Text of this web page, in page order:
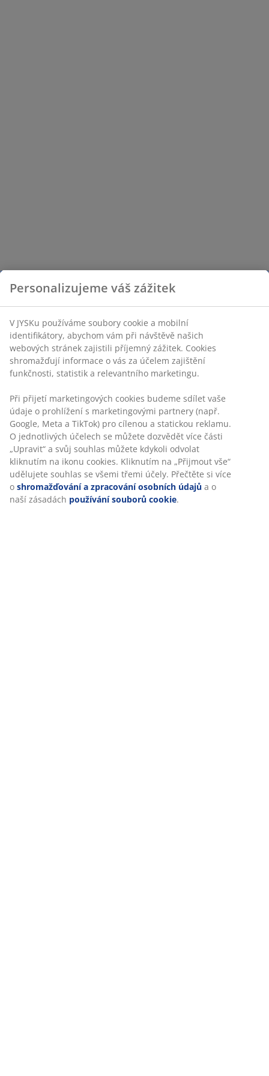
Personalizujeme váš zážitek
V JYSKu používáme soubory cookie a mobilní
identifikátory, abychom vám při návštěvě našich
webových stránek zajistili příjemný zážitek. Cookies
shromažďují informace o vás za účelem zajištění
funkčnosti, statistik a relevantního marketingu.
Při přijetí marketingových cookies budeme sdílet vaše
údaje o prohlížení s marketingovými partnery (např.
Google, Meta a TikTok) pro cílenou a statickou reklamu.
O jednotlivých účelech se můžete dozvědět více části
„Upravit“ a svůj souhlas můžete kdykoli odvolat
kliknutím na ikonu cookies. Kliknutím na „Přijmout vše“
udělujete souhlas se všemi třemi účely. Přečtěte si více
o shromažďování a zpracování osobních údajů a o
naší zásadách používání souborů cookie.